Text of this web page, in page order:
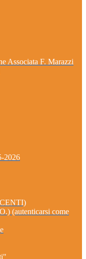
Associata F. Marazzi
2026
(autenticarsi come